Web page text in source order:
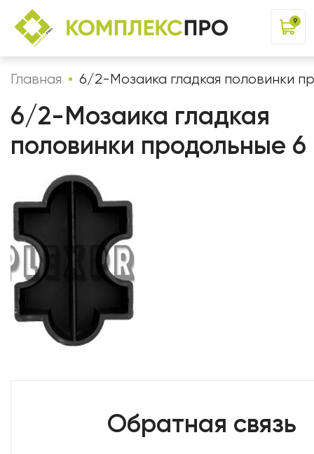
9
Главная 6/2-Мозаика гладкая половинки
6/2-Мозаика гладкая
половинки продольные 6
Обратная связь